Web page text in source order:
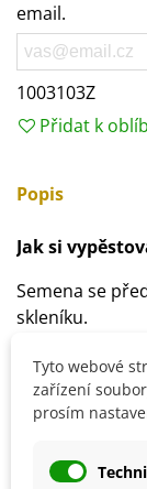
email.
1003103Z
Přidat k
Popis
Jak si
Semena se
skleníku.
probíháod
Doba klíčení je
Ideální spon je
Půda by měla
Tyto webové
zařízení
prosím